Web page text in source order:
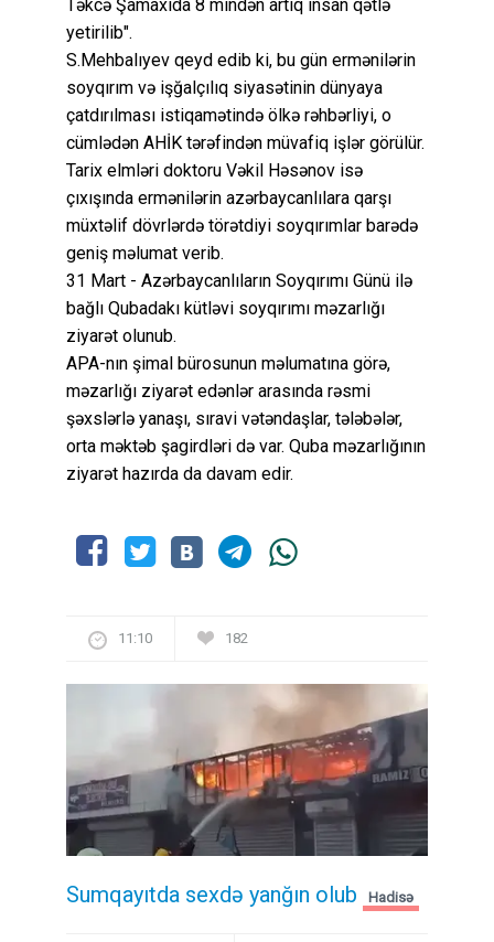
Təkcə Şamaxıda 8 mindən artıq insan qətlə
yetirilib".
S.Mehbalıyev qeyd edib ki, bu gün ermənilərin
soyqırım və işğalçılıq siyasətinin dünyaya
çatdırılması istiqamətində ölkə rəhbərliyi, o
cümlədən AHİK tərəfindən müvafiq işlər görülür.
Tarix elmləri doktoru Vəkil Həsənov isə
çıxışında ermənilərin azərbaycanlılara qarşı
müxtəlif dövrlərdə törətdiyi soyqırımlar barədə
geniş məlumat verib.
31 Mart - Azərbaycanlıların Soyqırımı Günü ilə
bağlı Qubadakı kütləvi soyqırımı məzarlığı
ziyarət olunub.
APA-nın şimal bürosunun məlumatına görə,
məzarlığı ziyarət edənlər arasında rəsmi
şəxslərlə yanaşı, sıravi vətəndaşlar, tələbələr,
orta məktəb şagirdləri də var. Quba məzarlığının
ziyarət hazırda da davam edir.
11:10 182
Sumqayıtda sexdə yanğın olub Hadisə